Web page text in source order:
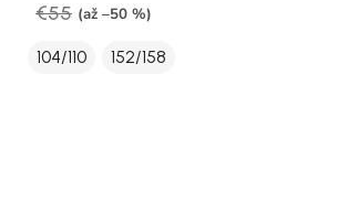
€55 (až –50 %)
104/110 152/158